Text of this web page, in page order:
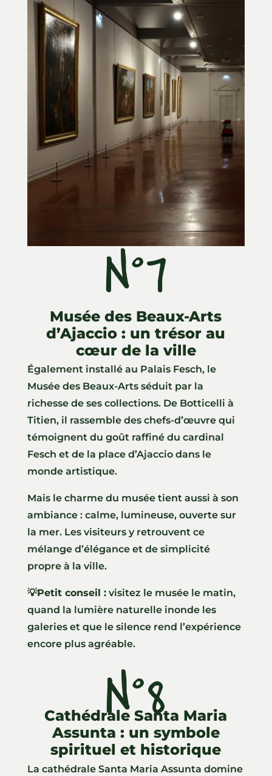
N°7
ll
Musée des Beaux-Arts
d’Ajaccio : un trésor au
cœur de la ville
Également installé au Palais Fesch, le
Musée des Beaux-Arts séduit par la
richesse de ses collections. De Botticelli à
Titien, il rassemble des chefs-d’œuvre qui
témoignent du goût raffiné du cardinal
Fesch et de la place d’Ajaccio dans le
monde artistique.
Mais le charme du musée tient aussi à son
ambiance : calme, lumineuse, ouverte sur
la mer. Les visiteurs y retrouvent ce
mélange d’élégance et de simplicité
propre à la ville.
💡Petit conseil :visitez le musée le matin,
quand la lumière naturelle inonde les
galeries et que le silence rend l’expérience
encore plus agréable.
N°8
Cathédrale Santa Maria
Assunta : un symbole
spirituel et historique
La cathédrale Santa Maria Assunta domine